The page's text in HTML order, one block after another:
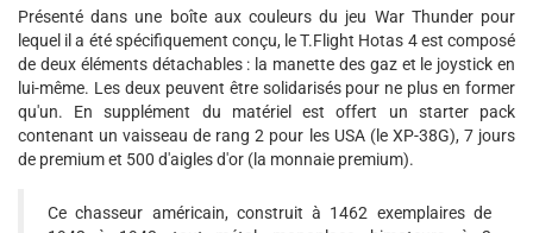
Présenté dans une boîte aux couleurs du jeu War Thunder pour
lequel il a été spécifiquement conçu, le T.Flight Hotas 4 est composé
de deux éléments détachables : la manette des gaz et le joystick en
lui-même. Les deux peuvent être solidarisés pour ne plus en former
qu'un. En supplément du matériel est offert un starter pack
contenant un vaisseau de rang 2 pour les USA (le XP-38G), 7 jours
de premium et 500 d'aigles d'or (la monnaie premium).
Ce chasseur américain, construit à 1462 exemplaires de